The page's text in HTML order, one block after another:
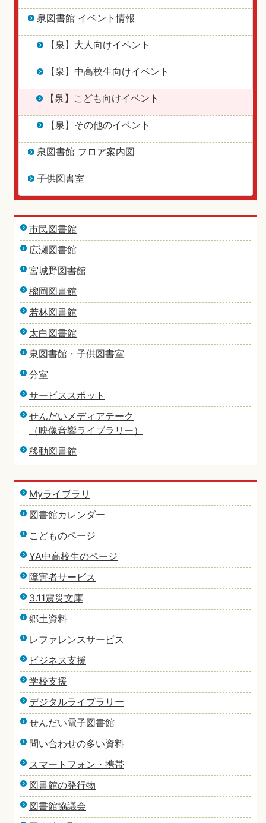
泉図書館 イベント情報
【泉】大人向けイベント
【泉】中高校生向けイベント
【泉】こども向けイベント
【泉】その他のイベント
泉図書館 フロア案内図
子供図書室
市民図書館
広瀬図書館
宮城野図書館
榴岡図書館
若林図書館
太白図書館
泉図書館・子供図書室
分室
サービススポット
せんだいメディアテーク
（映像音響ライブラリー）
移動図書館
Myライブラリ
図書館カレンダー
こどものページ
YA中高校生のページ
障害者サービス
3.11震災文庫
郷土資料
レファレンスサービス
ビジネス支援
学校支援
デジタルライブラリー
せんだい電子図書館
問い合わせの多い資料
スマートフォン・携帯
図書館の発行物
図書館協議会